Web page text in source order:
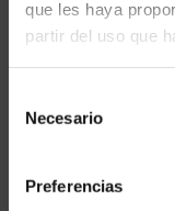
que les haya
partir del uso que
Necesario
Preferencias
Rumbo a
18 marzo 2020
Compañía
principales empresas
belga, es un socio
ARGEA ha